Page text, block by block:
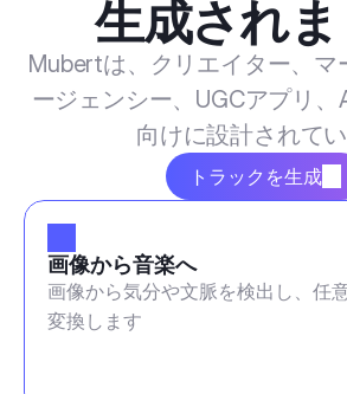
生成され
Mubertは、クリエイター、マ
ージェンシー、UGCアプリ、
向けに設計されて
トラックを生成
画像から音楽へ
画像から気分や文脈を検出し、任
変換します